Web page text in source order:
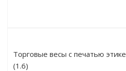
Торговые весы с печатью
(1.6)